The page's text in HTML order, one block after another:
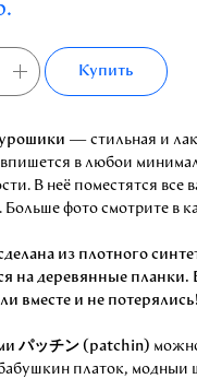
Купить
— стильная и
в любой
В неё поместятся
Больше фото смотрите в
из плотного
на деревянные
вместе и не потерялись!
パッチン (patchin)
платок, модный